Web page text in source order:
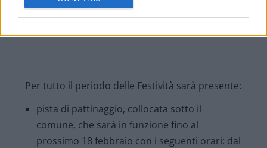
Per tutto il periodo delle Festività sarà presente:
pista di pattinaggio, collocata sotto il
comune, che sarà in funzione fino al
prossimo 18 febbraio con i seguenti orari: dal